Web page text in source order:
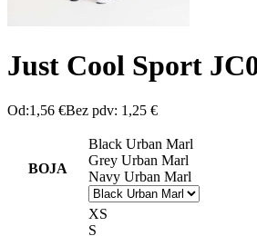
Just Cool Sport
Od:1,56 €Bez pdv: 1,25 €
BOJA
Black Urban Marl
Grey Urban Marl
Navy Urban Marl
XS
S